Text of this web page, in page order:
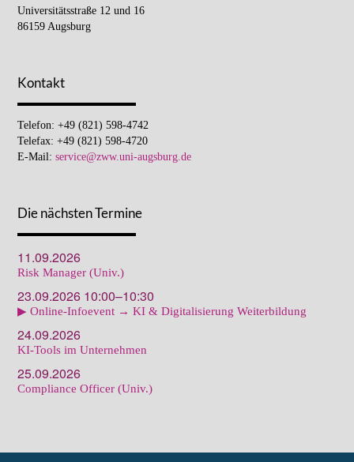
Universitätsstraße 12 und 16
86159 Augsburg
Kontakt
Telefon: +49 (821) 598-4742
Telefax: +49 (821) 598-4720
E-Mail:service@zww.uni-augsburg.de
Die nächsten Termine
11.09.2026
Risk Manager (Univ.)
23.09.2026 10:00–10:30
▶ Online-Infoevent → KI & Digitalisierung Weiterbildung
24.09.2026
KI-Tools im Unternehmen
25.09.2026
Compliance Officer (Univ.)